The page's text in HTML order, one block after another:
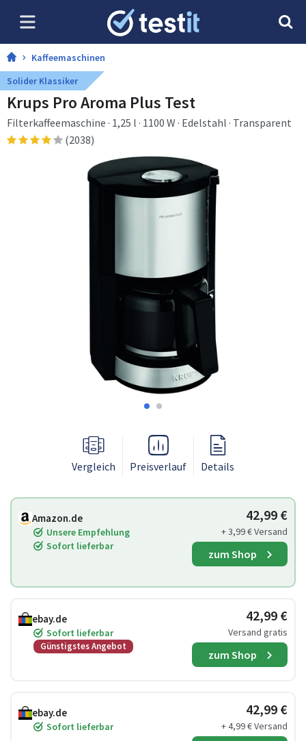
Kaffeemaschinen
Solider Klassiker
Krups Pro Aroma Plus Test
Filterkaffeemaschine · 1,25 l · 1100 W · Edelstahl · Transparent
(2038)
Vergleich Preisverlauf Details
Amazon.de
Unsere Empfehlung
Sofort lieferbar
42,99 €
+ 3,99 € Versand
zum Shop
ebay.de
Sofort lieferbar
Günstigstes Angebot
42,99 €
Versand gratis
zum Shop
ebay.de
Sofort lieferbar
42,99 €
+ 4,99 € Versand